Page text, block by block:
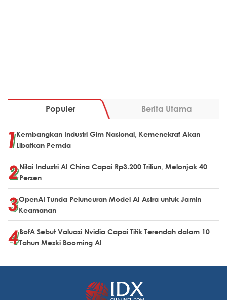
Populer Berita Utama
Kembangkan Industri Gim Nasional, Kemenekraf Akan
Libatkan Pemda
Nilai Industri AI China Capai Rp3.200 Triliun, Melonjak 40
Persen
OpenAI Tunda Peluncuran Model AI Astra untuk Jamin
Keamanan
BofA Sebut Valuasi Nvidia Capai Titik Terendah dalam 10
Tahun Meski Booming AI